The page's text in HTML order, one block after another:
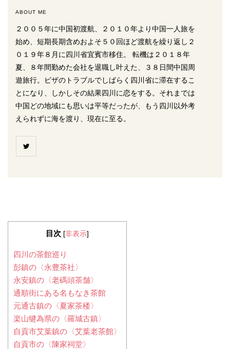
ABOUT ME
２００５年に中国初渡航、２０１０年より中国一人旅を
始め、短期長期含めおよそ５０回ほど渡航を繰り返し２
０１９年８月に四川省宜賓市移住。 転機は２０１８年
夏、８年間勤めた会社を退職し叶えた、３８日間中国周
遊旅行。ビザのトラブルでしばらく四川省に滞在するこ
とになり、しかしその結果四川に恋をする。それまでは
中国どの地域にも思いは平等だったが、もう四川以外考
えられずに海を渡り、現在に至る。
目次 [非表示]
四川の茶館巡り
彭鎮の〈永豊茶社〉
永安鎮の〈老碼頭茶舗〉
通順街にある名もなき茶館
元通古鎮の〈夏家茶楼〉
楽山犍為県の〈羅城古鎮〉
自貢市艾葉鎮の〈艾葉老茶館〉
自貢市の〈陳家祠堂〉